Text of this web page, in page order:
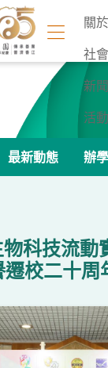
關
社
新
活
聯
最新動態 辦
科技流動
校二十周